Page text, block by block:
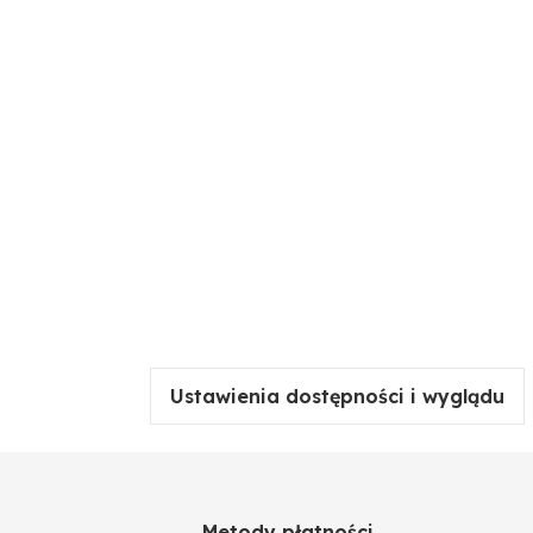
Ustawienia dostępności i wyglądu